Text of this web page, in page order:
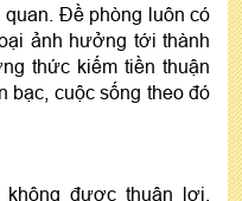
Đề phòng luôn có
ảnh hưởng tới thành
thức kiếm tiền thuận
bạc, cuộc sống theo đó
được thuận lợi,